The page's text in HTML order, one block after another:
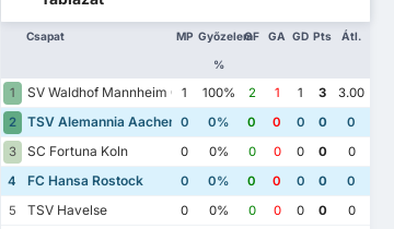
Csapat MP Győzelem
%
GF GA GD Pts Átl.
1 SV Waldhof Mannheim 071 100% 2 1 1 3
3.00
2
TSV Alemannia Aachen 0 0% 0 0 0 0
0
3
SC Fortuna Koln 0 0% 0 0 0 0
0
4
FC Hansa Rostock 0 0% 0 0 0 0
0
5
TSV Havelse 0 0% 0 0 0 0
0